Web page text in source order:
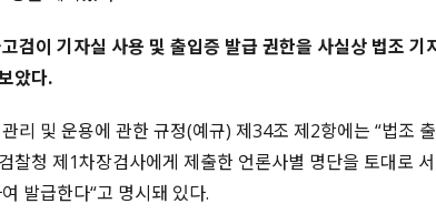
검이 기자실 사용 및 출입증 발급 권한을 사실상 법조 기
았다.
리 및 운용에 관한 규정(예규) 제34조 제2항에는 “법조
찰청 제1차장검사에게 제출한 언론사별 명단을 토대로
발급한다“고 명시돼 있다.